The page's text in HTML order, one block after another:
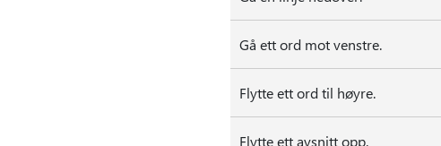
Gå ett ord mot venstre.
Flytte ett ord til høyre.
Flytte ett avsnitt opp.